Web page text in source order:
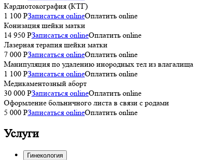
Кардиотокография (КТГ)
1 100 PЗаписаться onlineОплатить online
Конизация шейки матки
14 950 PЗаписаться onlineОплатить online
Лазерная терапия шейки матки
7 000 PЗаписаться onlineОплатить online
Манипуляция по удалению инородных тел из влагалища
1 100 PЗаписаться onlineОплатить online
Медикаментозный аборт
30 000 PЗаписаться onlineОплатить online
Оформление больничного листа в связи с родами
5 000 PЗаписаться onlineОплатить online
Услуги
Гинекология